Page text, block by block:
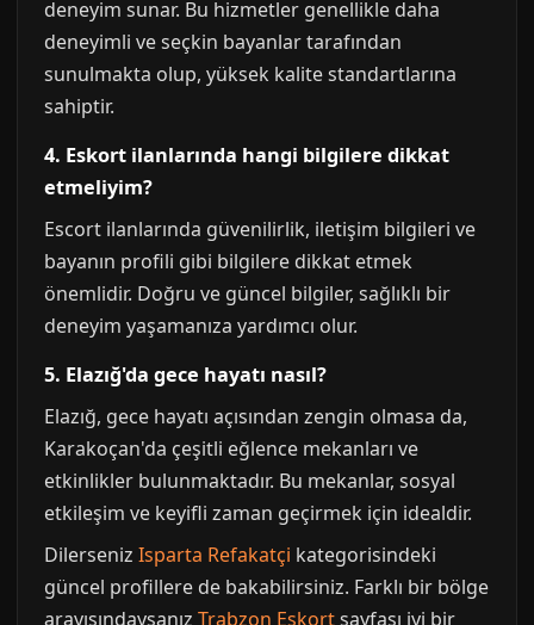
deneyim sunar. Bu hizmetler genellikle daha
deneyimli ve seçkin bayanlar tarafından
sunulmakta olup, yüksek kalite standartlarına
sahiptir.
4. Eskort ilanlarında hangi bilgilere dikkat
etmeliyim?
Escort ilanlarında güvenilirlik, iletişim bilgileri ve
bayanın profili gibi bilgilere dikkat etmek
önemlidir. Doğru ve güncel bilgiler, sağlıklı bir
deneyim yaşamanıza yardımcı olur.
5. Elazığ'da gece hayatı nasıl?
Elazığ, gece hayatı açısından zengin olmasa da,
Karakoçan'da çeşitli eğlence mekanları ve
etkinlikler bulunmaktadır. Bu mekanlar, sosyal
etkileşim ve keyifli zaman geçirmek için idealdir.
Dilerseniz Isparta Refakatçi kategorisindeki
güncel profillere de bakabilirsiniz. Farklı bir bölge
arayışındaysanız Trabzon Eskortsayfası iyi bir